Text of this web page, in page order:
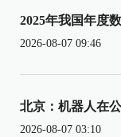
2025年我国年度
2026-08-07 09:46
北京：机器人在
2026-08-07 03:10